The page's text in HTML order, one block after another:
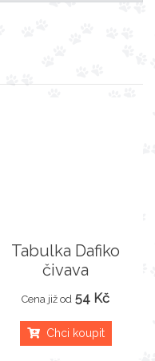
Tabulka Dafiko
čivava
Cena již od 54 Kč
Chci koupit